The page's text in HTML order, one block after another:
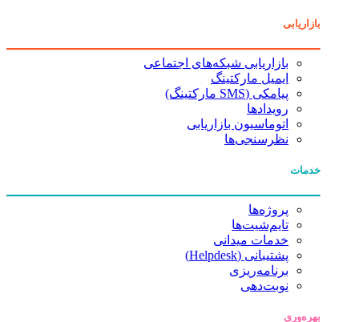
بازاریابی
بازاریابی شبکه‌های اجتماعی
ایمیل مارکتینگ
پیامکی (SMS مارکتینگ)
رویدادها
اتوماسیون بازاریابی
نظرسنجی‌ها
خدمات
پروژه‌ها
تایم‌شیت‌ها
خدمات میدانی
پشتیبانی (Helpdesk)
برنامه‌ریزی
نوبت‌دهی
بهره‌وری